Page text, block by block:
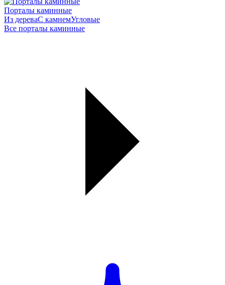
Порталы каминные
Из дереваС камнемУгловые
Все порталы каминные